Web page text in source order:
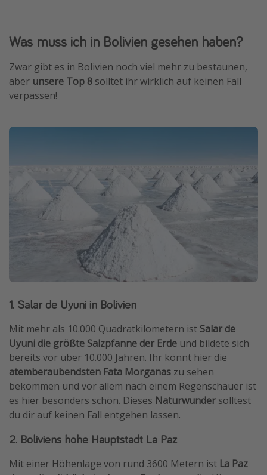
Was muss ich in Bolivien gesehen haben?
Zwar gibt es in Bolivien noch viel mehr zu bestaunen,
aber unsere Top 8 solltet ihr wirklich auf keinen Fall
verpassen!
1. Salar de Uyuni in Bolivien
Mit mehr als 10.000 Quadrat­kilometern ist Salar de
Uyuni die größte Salzpfanne der Erde und bildete sich
bereits vor über 10.000 Jahren. Ihr könnt hier die
atemberaubendsten Fata Morganas zu sehen
bekommen und vor allem nach einem Regenschauer ist
es hier besonders schön. Dieses Naturwunder solltest
du dir auf keinen Fall entgehen lassen.
2. Boliviens hohe Hauptstadt La Paz
Mit einer Höhenlage von rund 3600 Metern ist La Paz